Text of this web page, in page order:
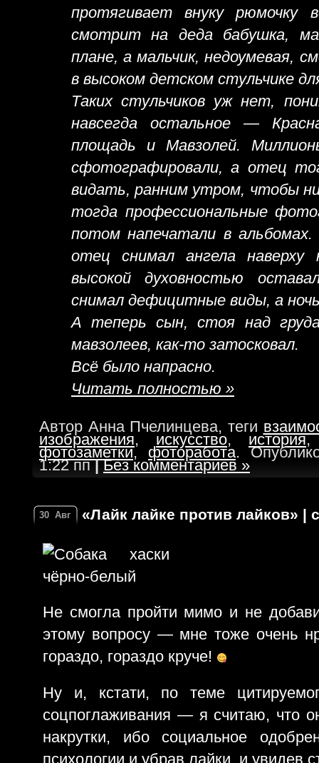
протягивает внуку рюмочку
смотрит на деда бабушка,
плане, а мальчик, недоумевая,
в высоком детском стульчике
Таких стульчиков уж нет,
навсегда остальное —
площадь и Мавзолей.
сфотографировали, а отец
видать, ранним утром, чтобы
тогда профессиональные
потом напечатали в
отец снимал ангела
высокой духовностью
снимал дефицитные виды, а
А теперь сын, стоя над
мавзолеев, как-то затосковал.
Всё было напрасно.
Читать полностью »
Автор Анна Пчелинцева, теги
изображения, искусство, история
фотозаметки, фоторабота.
1:22 пп| Без комментариев »
30 Авг «Лайк лайке против лайков» |
Не смогла пройти мимо и не
этому вопросу — мне тоже очень
гораздо, гораздо круче!
Ну и, кстати, по теме
соцпоглаживания — я считаю, что
накрутки, ибо социальное
психологии и убрав лайки, и увидев